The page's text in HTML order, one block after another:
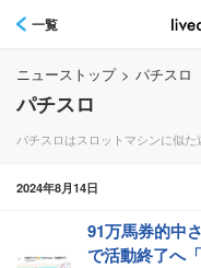
一覧
ニューストップ > パチスロ
パチスロ
パチスロはスロットマシンに似た
2024年8月14日
91万馬券的中
で活動終了へ